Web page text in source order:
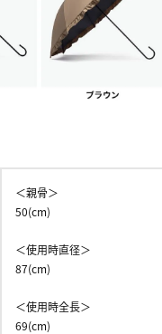
＜親骨＞
50(cm)
＜使用時直径＞
87(cm)
＜使用時全長＞
69(cm)